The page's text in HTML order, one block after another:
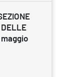
DELLE
maggio